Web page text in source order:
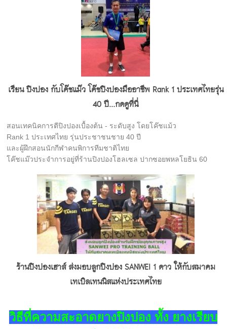
มีอายุการใช้งานที่นานขึ้น ทำให้เราไม่ต้องเปลี่ยนยางบ่อยๆ จึง
ประหยัดค่ายางปิงปอง ค่ากาวปิงปองไปได้มากพอสมควร โดยขั้นตอน
การทำความสะอาดยางปิงปอง ทางร้านปิงปองเฮาส์ของเราขอแนะนำ
1. หลังการเล่นทุกครั้ง ให้ทำความสะอาดโดยใช้ผ้าสะอาด ที่ไม่มีขน
ลูบเบาๆ เพื่อไล่ฝุ่นออก ระวังอย่ากดแรงจะทำให้หน้ายางเป็นรอย
2. หลังจากทำความสะอาดเสร็จ ให้รอจนหน้ายางแห้งสนิท แล้วจึงใช้
ฟิล์มปิดหน้ายาง ปิดลงบนหน้ายางปิงปอง เพื่อป้องกันการเกิดปฎิกิริยา
กับอากาศซึ่งจะทำให้หน้ายางเสื่อมสภาพเร็ว
3. ใน 1 อาทิตย์ , ควรทำความสะอาดด้วยน้ำยาทำความสะอาดยาง
ทำความสะอาดด้วยน้ำสะอาด รอให้แห้ง แล้วเช็ดด้วยน้ำยาคืนสภาพ
ยาง รอจนแห้ง แล้วจึงปิดด้วยฟิล์มรักษาหน้ายาง ก่อนเก็บ
สำหรับผู้ที่สนใจ หรือต้องการสอบถามเพิ่มเติม สามารถสอบถามมา
เรียน ปิงปอง กับโค๊ชแม๊ว โค๊ชปิงปองมืออาชีพ Rank 1 ประเทศไทยรุ่น
40 ปี...กดดูที่นี่
สอนเทคนิคการตีปิงปองเบื้องต้น - ระดับสูง โดยโค๊ชแม้ว
Rank 1 ประเทศไทย รุ่นประชาชนชาย 40 ปี
และผู้ฝึกสอนนักกีฬาคนพิการทีมชาติไทย
โค๊ชแม๊วประจำการอยู่ที่ร้านปิงปองโฮลเซล ปากซอยพหลโยธิน 60
ร้านปิงปองเฮาส์ ส่งมอบลูกปิงปอง SANWEI 1 ดาว ให้กับสมาคม
เทเบิลเทนนิสแห่งประเทศไทย
วิธีที่ความสะอาดยางปิงปอง ทั้ง ยางเรียบ